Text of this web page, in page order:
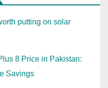
putting on solar
8 Price in Pakistan:
Savings